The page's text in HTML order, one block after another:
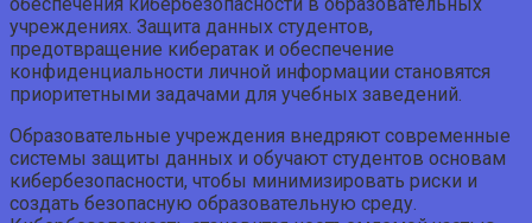
учреждениях. Защита данных студентов,
предотвращение кибератак и обеспечение
конфиденциальности личной информации становятся
приоритетными задачами для учебных заведений.
Образовательные учреждения внедряют современные
системы защиты данных и обучают студентов основам
кибербезопасности, чтобы минимизировать риски и
создать безопасную образовательную среду.